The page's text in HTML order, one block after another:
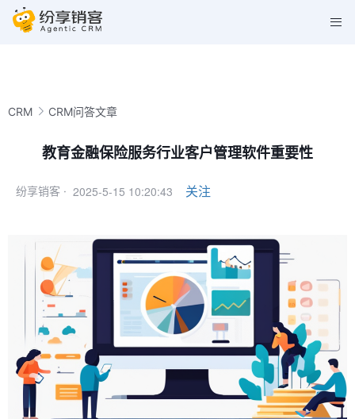
CRM CRM问答文章
教育金融保险服务行业客户管理软件重要性
纷享销客 · 2025-5-15 10:20:43 关注